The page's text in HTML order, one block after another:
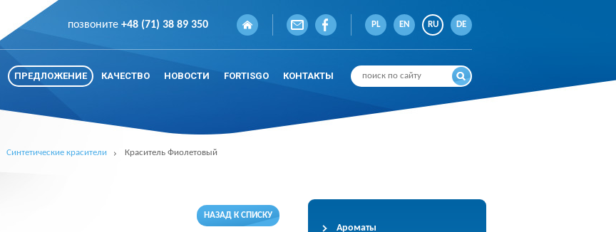
позвоните +48 (71) 38 89 350 PL EN RU DE
ПРЕДЛОЖЕНИЕ КАЧЕСТВО НОВОСТИ FORTISGO КОНТАКТЫ
Синтетические красители Краситель Фиолетовый
Ароматы
НАЗАД К СПИСКУ